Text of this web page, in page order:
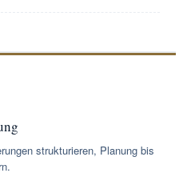
strukturieren, Planung bis